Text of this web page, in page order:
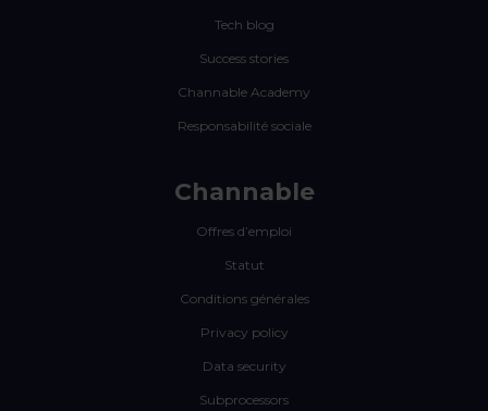
Tech blog
Success stories
Channable Academy
Responsabilité sociale
Channable
Offres d’emploi
Statut
Conditions générales
Privacy policy
Data security
Subprocessors